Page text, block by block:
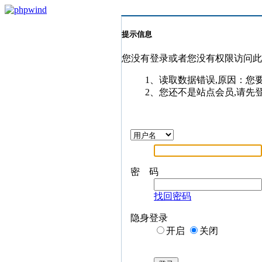
提示信息
您没有登录或者您没有权限访问
1、读取数据错误,原因：您
2、您还不是站点会员,请先
密 码
找回密码
隐身登录
开启
关闭